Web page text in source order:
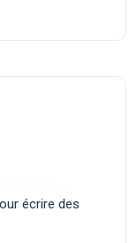
écrire des